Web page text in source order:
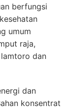
berfungsi
umum
raja,
dan
dan
konsentrat